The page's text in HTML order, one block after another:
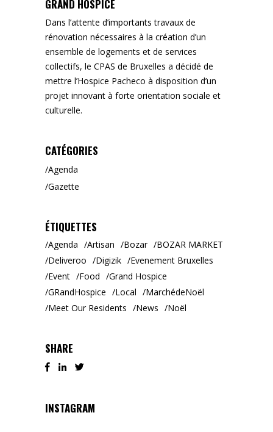
GRAND HOSPICE
Dans l’attente d’importants travaux de
rénovation nécessaires à la création d’un
ensemble de logements et de services
collectifs, le CPAS de Bruxelles a décidé de
mettre l’Hospice Pacheco à disposition d’un
projet innovant à forte orientation sociale et
culturelle.
CATÉGORIES
Agenda
Gazette
ÉTIQUETTES
Agenda Artisan Bozar
BOZAR MARKET
Deliveroo
Digizik
Evenement Bruxelles
Event
Food
Grand Hospice
GRandHospice
Local
MarchédeNoël
Meet Our Residents
News Noël
SHARE
INSTAGRAM